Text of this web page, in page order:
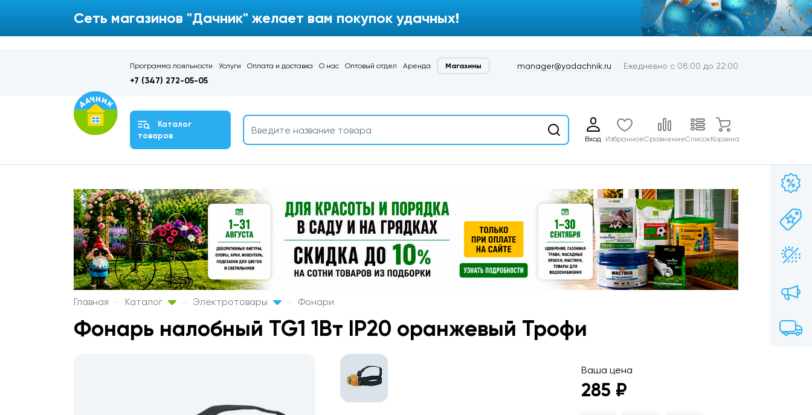
Сеть магазинов "Дачник" желает вам покупок удачных!
Программа лояльности Услуги Оплата и доставка О нас Оптовый отдел Аренда Магазины manager@yadachnik.ru Ежедневно с 08:00 до 22:00
+7 (347) 272-05-05
Каталог
товаров
Вход ИзбранноеСравнениеСписокКорзина
Главная Каталог Электротовары Фонари
Фонарь налобный TG1 1Вт IP20 оранжевый Трофи
Ваша цена
285 ₽